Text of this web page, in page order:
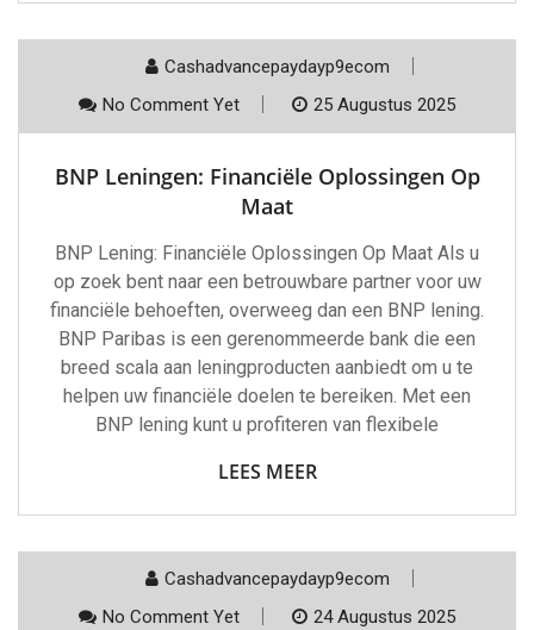
Cashadvancepaydayp9ecom
No Comment Yet
25 Augustus 2025
BNP Leningen: Financiële Oplossingen Op
Maat
BNP Lening: Financiële Oplossingen Op Maat Als u
op zoek bent naar een betrouwbare partner voor uw
financiële behoeften, overweeg dan een BNP lening.
BNP Paribas is een gerenommeerde bank die een
breed scala aan leningproducten aanbiedt om u te
helpen uw financiële doelen te bereiken. Met een
BNP lening kunt u profiteren van flexibele
LEES MEER
Cashadvancepaydayp9ecom
No Comment Yet
24 Augustus 2025